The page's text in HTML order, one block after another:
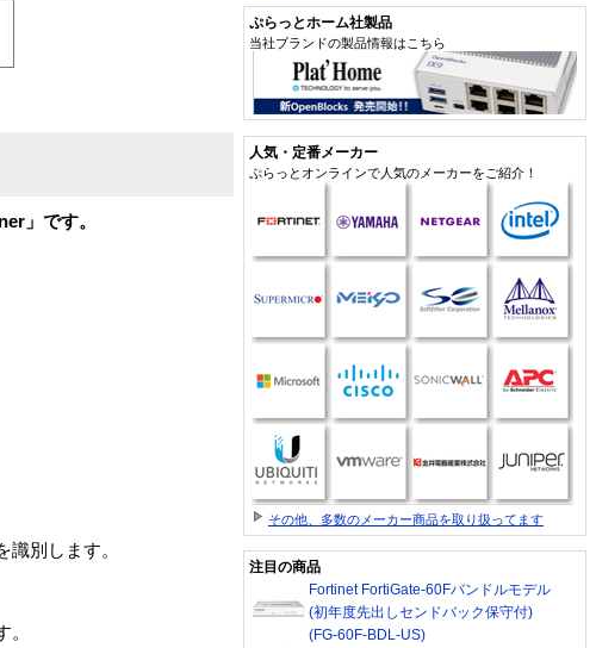
」です。
別します。
ぷらっとホーム社製品
当社ブランドの製品情報はこちら
人気・定番メーカー
ぷらっとオンラインで人気のメーカーをご紹介！
その他、多数のメーカー商品を取り扱ってます
注目の商品
Fortinet FortiGate-60Fバンドルモデル
(初年度先出しセンドバック保守付)
(FG-60F-BDL-US)